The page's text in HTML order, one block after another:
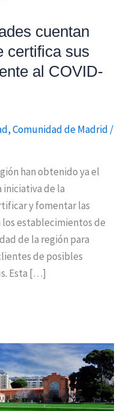
cuentan
certifica sus
al COVID-
,Comunidad de Madrid /
han obtenido ya el
de la
y fomentar las
establecimientos de
de la región para
de posibles
Esta […]